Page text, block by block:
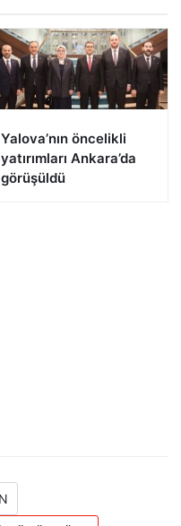
Yalova’nın öncelikli
yatırımları Ankara’da
görüşüldü